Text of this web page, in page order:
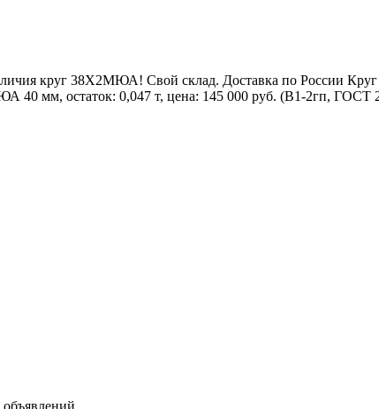
круг 38Х2МЮА! Свой склад. Доставка по России
40 мм, остаток: 0,047 т, цена: 145 000 руб. (В1-2гп, ГОСТ